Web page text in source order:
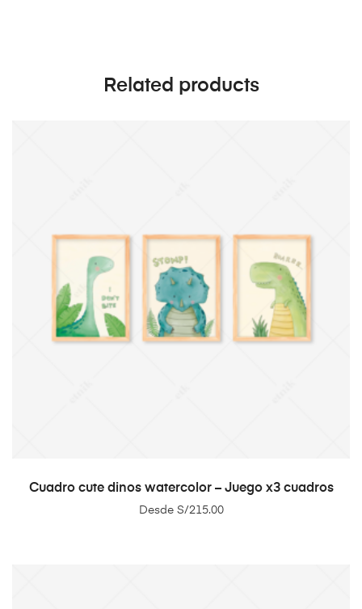
Related products
SELECT OPTIONS
Cuadro cute dinos watercolor – Juego x3 cuadros
Desde S/215.00